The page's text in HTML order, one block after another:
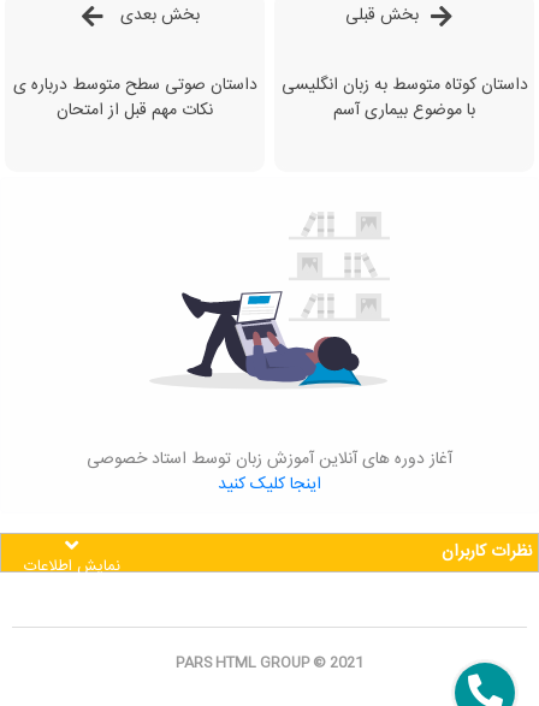
بخش قبلی
داستان کوتاه متوسط به زبان انگلیسی
با موضوع بیماری آسم
بخش بعدی
داستان صوتی سطح متوسط درباره ی
نکات مهم قبل از امتحان
آغاز دوره های آنلاین آموزش زبان توسط استاد خصوصی
اینجا کلیک کنید
نظرات کاربران نمایش اطلاعات
PARS HTML GROUP © 2021